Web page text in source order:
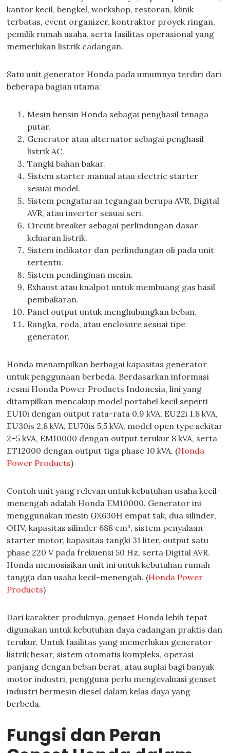
kantor kecil, bengkel, workshop, restoran, klinik
terbatas, event organizer, kontraktor proyek ringan,
pemilik rumah usaha, serta fasilitas operasional yang
memerlukan listrik cadangan.
Satu unit generator Honda pada umumnya terdiri dari
beberapa bagian utama:
Mesin bensin Honda sebagai penghasil tenaga
putar.
Generator atau alternator sebagai penghasil
listrik AC.
Tangki bahan bakar.
Sistem starter manual atau electric starter
sesuai model.
Sistem pengaturan tegangan berupa AVR, Digital
AVR, atau inverter sesuai seri.
Circuit breaker sebagai perlindungan dasar
keluaran listrik.
Sistem indikator dan perlindungan oli pada unit
tertentu.
Sistem pendinginan mesin.
Exhaust atau knalpot untuk membuang gas hasil
pembakaran.
Panel output untuk menghubungkan beban.
Rangka, roda, atau enclosure sesuai tipe
generator.
Honda menampilkan berbagai kapasitas generator
untuk penggunaan berbeda. Berdasarkan informasi
resmi Honda Power Products Indonesia, lini yang
ditampilkan mencakup model portabel kecil seperti
EU10i dengan output rata-rata 0,9 kVA, EU22i 1,8 kVA,
EU30is 2,8 kVA, EU70is 5,5 kVA, model open type sekitar
2–5 kVA, EM10000 dengan output terukur 8 kVA, serta
ET12000 dengan output tiga phase 10 kVA. (Honda
Power Products)
Contoh unit yang relevan untuk kebutuhan usaha kecil-
menengah adalah Honda EM10000. Generator ini
menggunakan mesin GX630H empat tak, dua silinder,
OHV, kapasitas silinder 688 cm³, sistem penyalaan
starter motor, kapasitas tangki 31 liter, output satu
phase 220 V pada frekuensi 50 Hz, serta Digital AVR.
Honda memosisikan unit ini untuk kebutuhan rumah
tangga dan usaha kecil-menengah. (Honda Power
Products)
Dari karakter produknya, genset Honda lebih tepat
digunakan untuk kebutuhan daya cadangan praktis dan
terukur. Untuk fasilitas yang memerlukan generator
listrik besar, sistem otomatis kompleks, operasi
panjang dengan beban berat, atau suplai bagi banyak
motor industri, pengguna perlu mengevaluasi genset
industri bermesin diesel dalam kelas daya yang
berbeda.
Fungsi dan Peran